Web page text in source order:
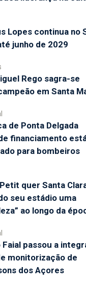
Lopes continua no
junho de 2029
Rego sagra-se
em Santa
de Ponta Delgada
financiamento
para bombeiros
quer Santa
seu estádio uma
ao longo da
Faial passou a
monitorização de
dos Açores